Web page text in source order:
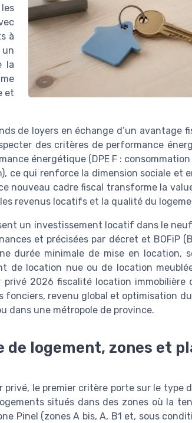
à
un
la
et
de loyers en échange d’un avantage
des critères de performance
énergétique (DPE F :
ce qui renforce la dimension sociale et
nouveau cadre fiscal transforme la
revenus locatifs et la qualité du
un investissement locatif dans le neuf
et précisées par décret et BOFiP
durée minimale de mise en location,
de location nue ou de location
2026 fiscalité location immobilière
fonciers, revenu global et optimisation
dans une métropole de province.
logement, zones et
le premier critère porte sur le type
situés dans des zones où la
Pinel (zones A bis, A, B1 et, sous